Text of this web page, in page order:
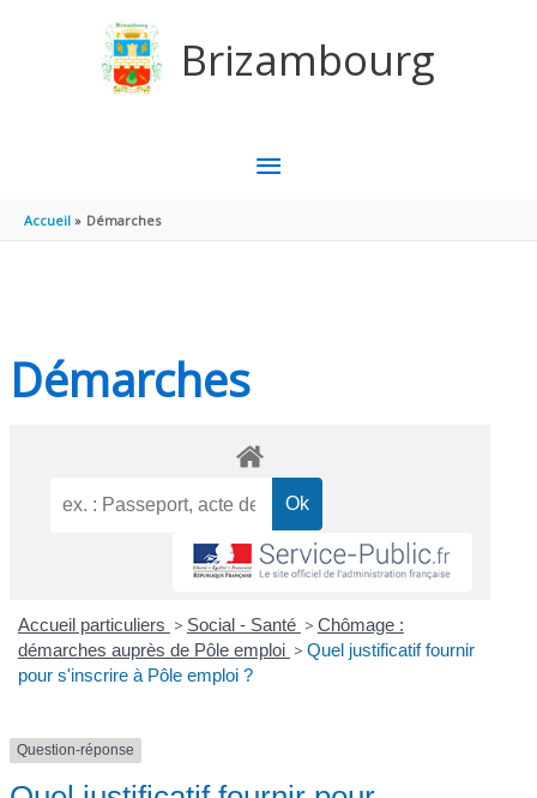
Brizambourg
MENU
Accueil Démarches
Démarches
Accueil particuliers > Social - Santé > Chômage :
démarches auprès de Pôle emploi > Quel justificatif fournir
pour s'inscrire à Pôle emploi ?
Question-réponse